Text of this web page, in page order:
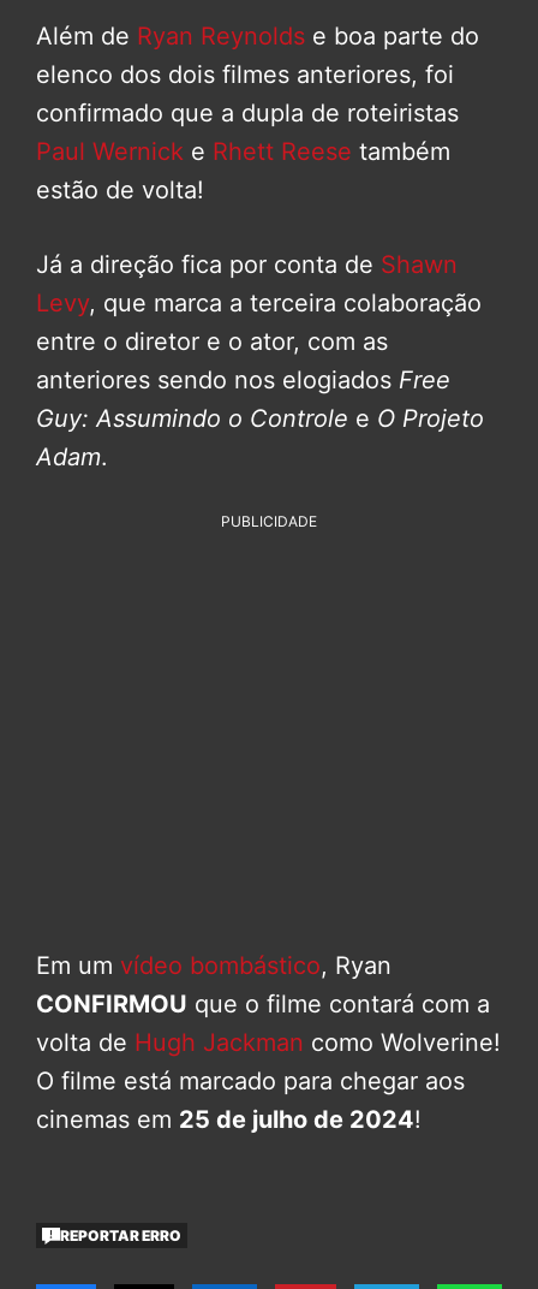
Além de Ryan Reynolds e boa parte do
elenco dos dois filmes anteriores, foi
confirmado que a dupla de roteiristas
Paul Wernick e Rhett Reese também
estão de volta!
Já a direção fica por conta de Shawn
Levy, que marca a terceira colaboração
entre o diretor e o ator, com as
anteriores sendo nos elogiados Free
Guy: Assumindo o Controle e O Projeto
Adam.
PUBLICIDADE
Em um vídeo bombástico, Ryan
CONFIRMOU que o filme contará com a
volta de Hugh Jackman como Wolverine!
O filme está marcado para chegar aos
cinemas em 25 de julho de 2024!
REPORTAR ERRO